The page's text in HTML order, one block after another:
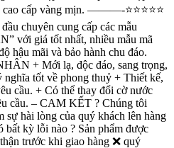
cấp vàng mịn. ———-⭐️⭐️⭐️⭐️⭐️
chuyên cung cấp các mẫu
với giá tốt nhất, nhiều mẫu mã
hậu mãi và bảo hành chu đáo.
+ Mới lạ, độc đáo, sang trọng,
tốt về phong thuỷ + Thiết kế,
cầu. + Có thể thay đổi cờ nước
cầu. – CAM KẾT ? Chúng tôi
hài lòng của quý khách lên hàng
bất kỳ lỗi nào ? Sản phẩm được
trước khi giao hàng ❌ quý